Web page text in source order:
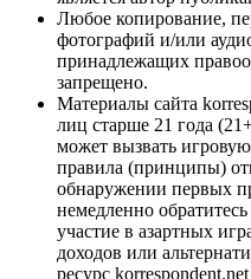
Любое копирование,
фотографий и/или
принадлежащих
запрещено.
Материалы сайта
лиц старше 21 года
может вызвать
правила (принципы)
обнаружении первых
немедленно
участие в азартных
доходов или
ресурс